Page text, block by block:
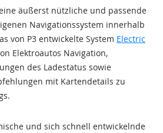
äußerst nützliche und passende
Navigationssystem innerhalb
von P3 entwickelte System Electric
Elektroautos Navigation,
des Ladestatus sowie
mit Kartendetails zu
und sich schnell entwickelnde